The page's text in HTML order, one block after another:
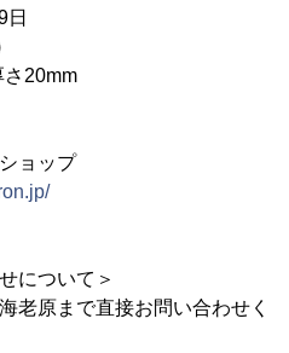
日
20mm
ョップ
について＞
原まで直接お問い合わせく